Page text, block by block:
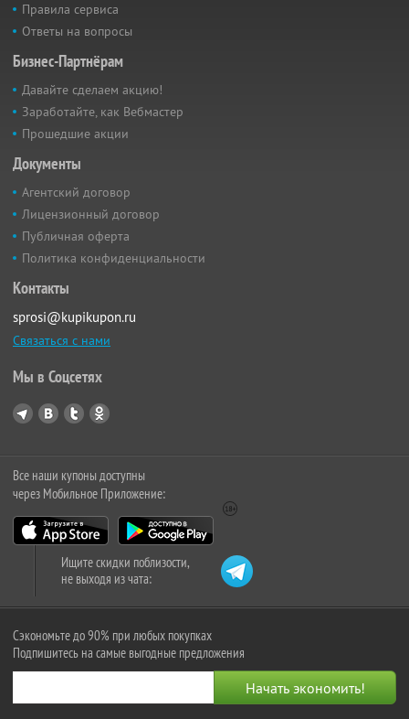
Правила сервиса
Ответы на вопросы
Бизнес-Партнёрам
Давайте сделаем акцию!
Заработайте, как Вебмастер
Прошедшие акции
Документы
Агентский договор
Лицензионный договор
Публичная оферта
Политика конфиденциальности
Контакты
sprosi@kupikupon.ru
Связаться с нами
Мы в Соцсетях
Все наши купоны доступны
через Мобильное Приложение:
Ищите скидки поблизости,
не выходя из чата:
Сэкономьте до 90% при любых покупках
Подпишитесь на самые выгодные предложения